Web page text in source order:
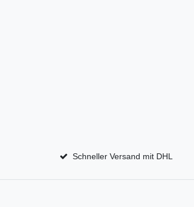
Schneller Versand mit DHL